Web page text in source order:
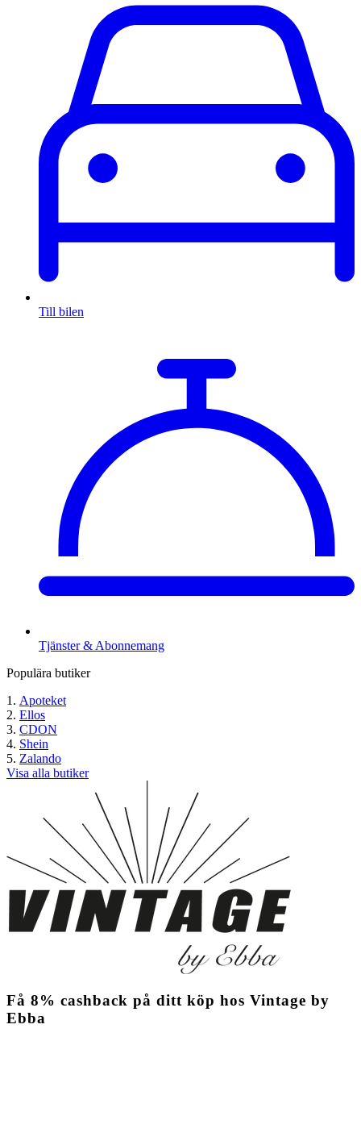
Till bilen
Tjänster & Abonnemang
Populära butiker
Apoteket
Ellos
CDON
Shein
Zalando
Visa alla butiker
Få 8% cashback på ditt köp hos Vintage by
Ebba